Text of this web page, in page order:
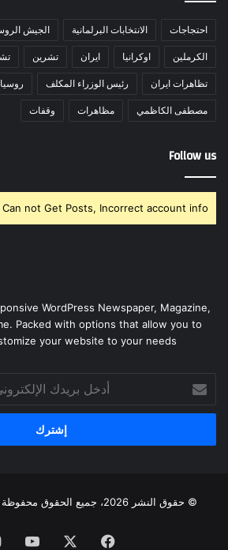
احتجاجات الانتخابات البرلمانية الجيش
الكرملين اوكرانيا ايران تشرين
تظاهرات ايران رئيس الوزراء المكلف روسيا
مصطفى الكاظمي مظاهرات وقفات
Follow us
Can not Get Posts, Incorrect account info.
WordPress Newspaper, Magazine,
Packed with options that allow you to
your website to your needs.
بريدك
الإلكتروني
© حقوق النشر 2026، جميع الحقوق محفوظة |
فيسبوك